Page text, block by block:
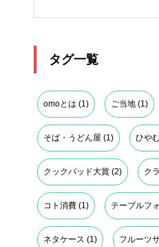
タグ一覧
omoとは (1) ご当地 (1)
そば・うどん屋 (1) ひや
クックパッド大賞 (2) ク
コト消費 (1) テーブルフ
ネタケース (1) フルーツ